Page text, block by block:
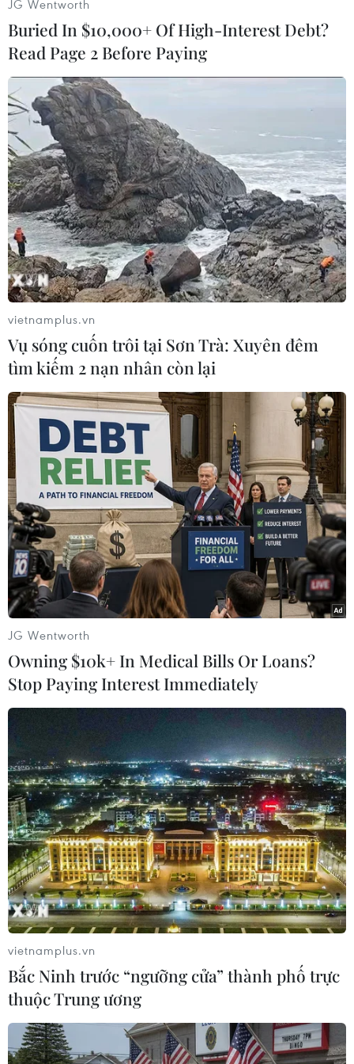
tin về Tổng thống Pháp.
Thông tin được đưa ra trong bối cảnh Bộ Tư
pháp Mỹ đã yêu cầu một thẩm phán bang
Florida công khai lệnh khám xét trong ngày
12/8, trừ khi bị ông Trump phản đối.
Hiện cả ông Trump, người đang có ý định tái
tranh cử tổng thống trong cuộc đua năm 2024,
và đảng Cộng hòa chưa đưa ra bình luận về
thông tin trên./.
(TTXVN/Vietnam+)
#Đặc vụ FBI #Tài liệu tuyệt mật
#Donald Trump
#Bộ Tư pháp Mỹ
#Lệnh khám xét Mỹ
Theo dõi VietnamPlus
TIN LIÊN QUAN
Cựu Tổng thống Donald Trump trình diện
JG Wentworth
Buried In $10,000+ Of High-Interest Debt?
Read Page 2 Before Paying
vietnamplus.vn
Vụ sóng cuốn trôi tại Sơn Trà: Xuyên đêm
tìm kiếm 2 nạn nhân còn lại
JG Wentworth
Owning $10k+ In Medical Bills Or Loans?
Stop Paying Interest Immediately
vietnamplus.vn
Bắc Ninh trước “ngưỡng cửa” thành phố trực
thuộc Trung ương